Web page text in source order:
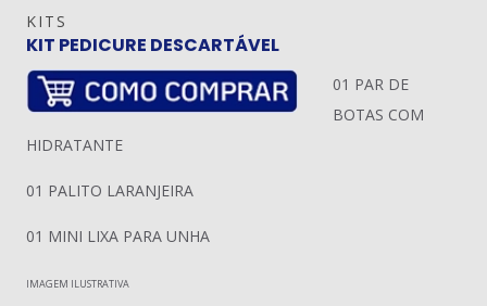
KITS
KIT PEDICURE DESCARTÁVEL
01 PAR DE
BOTAS COM
HIDRATANTE
01 PALITO LARANJEIRA
01 MINI LIXA PARA UNHA
IMAGEM ILUSTRATIVA